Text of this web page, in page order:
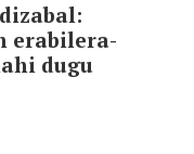
erabilera-
dugu